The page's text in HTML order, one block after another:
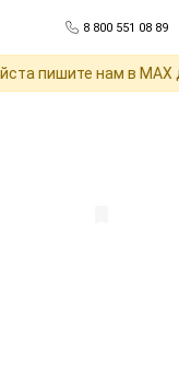
8 800 551 08 89
пишите нам в MAX